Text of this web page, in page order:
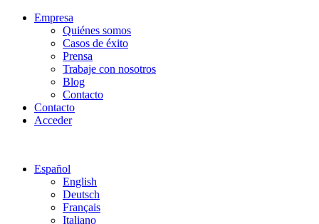
Empresa
Quiénes somos
Casos de éxito
Prensa
Trabaje con nosotros
Blog
Contacto
Contacto
Acceder
Español
English
Deutsch
Français
Italiano